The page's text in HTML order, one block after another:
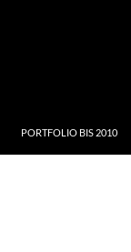
PORTFOLIO BIS 2010